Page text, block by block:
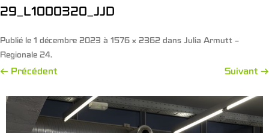
29_L1000320_JJD
Publié le 1 décembre 2023 à 1576 × 2362 dans Julia Armutt –
Regionale 24.
← Précédent Suivant →